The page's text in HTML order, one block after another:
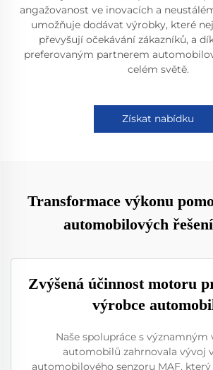
angažovanost ve inovacích a
umožňuje dodávat výrobky, které
převyšují očekávání zákazníků, a
preferovaným partnerem
celém světě.
Získat nabídku
Transformace výkonu
automobilových
Zvýšená účinnost motoru
výrobce
Naše spolupráce s významným
automobilů zahrnovala vývoj
automobilového senzoru MAF, který